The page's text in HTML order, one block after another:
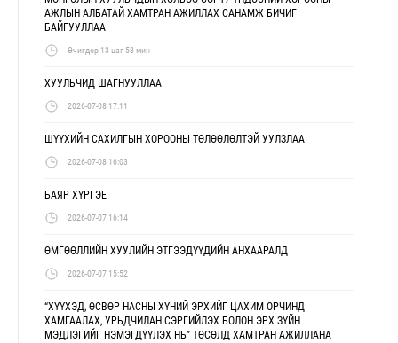
АЖЛЫН АЛБАТАЙ ХАМТРАН АЖИЛЛАХ САНАМЖ БИЧИГ
БАЙГУУЛЛАА
Өчигдөр 13 цаг 58 мин
ХУУЛЬЧИД ШАГНУУЛЛАА
2026-07-08 17:11
ШҮҮХИЙН САХИЛГЫН ХОРООНЫ ТӨЛӨӨЛӨЛТЭЙ УУЛЗЛАА
2026-07-08 16:03
БАЯР ХҮРГЭЕ
2026-07-07 16:14
ӨМГӨӨЛЛИЙН ХУУЛИЙН ЭТГЭЭДҮҮДИЙН АНХААРАЛД
2026-07-07 15:52
“ХҮҮХЭД, ӨСВӨР НАСНЫ ХҮНИЙ ЭРХИЙГ ЦАХИМ ОРЧИНД
ХАМГААЛАХ, УРЬДЧИЛАН СЭРГИЙЛЭХ БОЛОН ЭРХ ЗҮЙН
МЭДЛЭГИЙГ НЭМЭГДҮҮЛЭХ НЬ” ТӨСӨЛД ХАМТРАН АЖИЛЛАНА